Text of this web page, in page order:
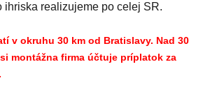
ihriska realizujeme po celej SR.
v okruhu 30 km od Bratislavy. Nad 30
montážna firma účtuje príplatok za